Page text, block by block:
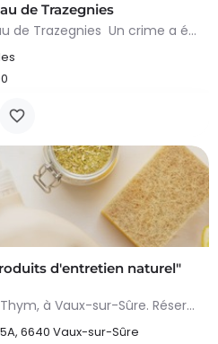
de Trazegnies
Balade Cluedo au Château de Trazegnies Un crime a été commis au Château de Trazegnies… À vous de résoudre…
d'entretien naturel"
L'atelier aura lieu au Bar à Thym, à Vaux-sur-Sûre. Réservation :
6640 Vaux-sur-Sûre